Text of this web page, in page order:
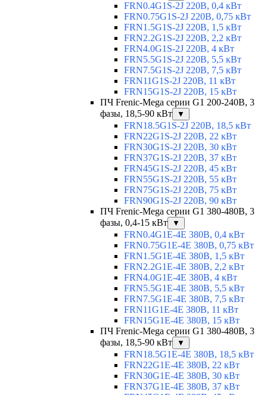
FRN0.4G1S-2J 220В, 0,4 кВт
FRN0.75G1S-2J 220В, 0,75 кВт
FRN1.5G1S-2J 220В, 1,5 кВт
FRN2.2G1S-2J 220В, 2,2 кВт
FRN4.0G1S-2J 220В, 4 кВт
FRN5.5G1S-2J 220В, 5,5 кВт
FRN7.5G1S-2J 220В, 7,5 кВт
FRN11G1S-2J 220В, 11 кВт
FRN15G1S-2J 220В, 15 кВт
ПЧ Frenic-Mega серии G1 200-240В, 3
фазы, 18,5-90 кВт
▼
FRN18.5G1S-2J 220В, 18,5 кВт
FRN22G1S-2J 220В, 22 кВт
FRN30G1S-2J 220В, 30 кВт
FRN37G1S-2J 220В, 37 кВт
FRN45G1S-2J 220В, 45 кВт
FRN55G1S-2J 220В, 55 кВт
FRN75G1S-2J 220В, 75 кВт
FRN90G1S-2J 220В, 90 кВт
ПЧ Frenic-Mega серии G1 380-480В, 3
фазы, 0,4-15 кВт
▼
FRN0.4G1E-4E 380В, 0,4 кВт
FRN0.75G1E-4E 380В, 0,75 кВт
FRN1.5G1E-4E 380В, 1,5 кВт
FRN2.2G1E-4E 380В, 2,2 кВт
FRN4.0G1E-4E 380В, 4 кВт
FRN5.5G1E-4E 380В, 5,5 кВт
FRN7.5G1E-4E 380В, 7,5 кВт
FRN11G1E-4E 380В, 11 кВт
FRN15G1E-4E 380В, 15 кВт
ПЧ Frenic-Mega серии G1 380-480В, 3
фазы, 18,5-90 кВт
▼
FRN18.5G1E-4E 380В, 18,5 кВт
FRN22G1E-4E 380В, 22 кВт
FRN30G1E-4E 380В, 30 кВт
FRN37G1E-4E 380В, 37 кВт